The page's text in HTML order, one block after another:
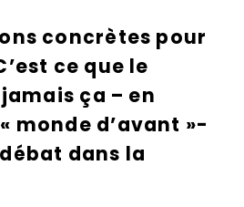
concrètes pour
ce que le
ça – en
monde d’avant »-
dans la